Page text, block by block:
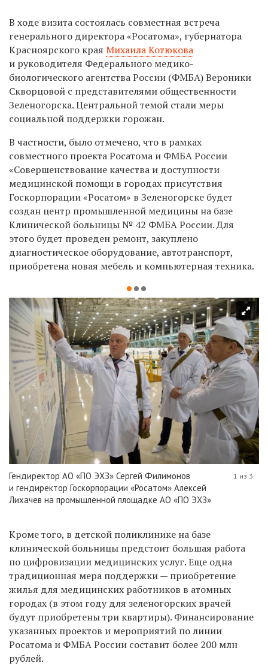
В ходе визита состоялась совместная встреча
генерального директора «Росатома», губернатора
Красноярского края Михаила Котюкова
и руководителя Федерального медико-
биологического агентства России (ФМБА) Вероники
Скворцовой с представителями общественности
Зеленогорска. Центральной темой стали меры
социальной поддержки горожан.
В частности, было отмечено, что в рамках
совместного проекта Росатома и ФМБА России
«Совершенствование качества и доступности
медицинской помощи в городах присутствия
Госкорпорации «Росатом» в Зеленогорске будет
создан центр промышленной медицины на базе
Клинической больницы № 42 ФМБА России. Для
этого будет проведен ремонт, закуплено
диагностическое оборудование, автотранспорт,
приобретена новая мебель и компьютерная техника.
Гендиректор АО «ПО ЭХЗ» Сергей Филимонов
и гендиректор Госкорпорации «Росатом» Алексей
Лихачев на промышленной площадке АО «ПО ЭХЗ»
1 из 3
Кроме того, в детской поликлинике на базе
клинической больницы предстоит большая работа
по цифровизации медицинских услуг. Еще одна
традиционная мера поддержки — приобретение
жилья для медицинских работников в атомных
городах (в этом году для зеленогорских врачей
будут приобретены три квартиры). Финансирование
указанных проектов и мероприятий по линии
Росатома и ФМБА России составит более 200 млн
рублей.